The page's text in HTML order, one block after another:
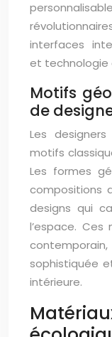
interfaces
et technologie
Motifs
de
Les
motifs
Les formes
compositions
designs qui
l’espace. Ces
sophistiquée
intérieure.